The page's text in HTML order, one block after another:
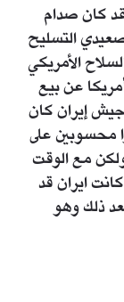
كان صدام
التسليح
الأمريكي
عن بيع
إيران كان
محسوبين على
مع الوقت
تبين صدام خطأ حساباته وبحلول عام 82 كانت ايران قد
ذلك وهو